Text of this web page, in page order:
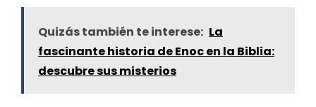
Quizás también te interese: La
fascinante historia de Enoc en la Biblia:
descubre sus misterios